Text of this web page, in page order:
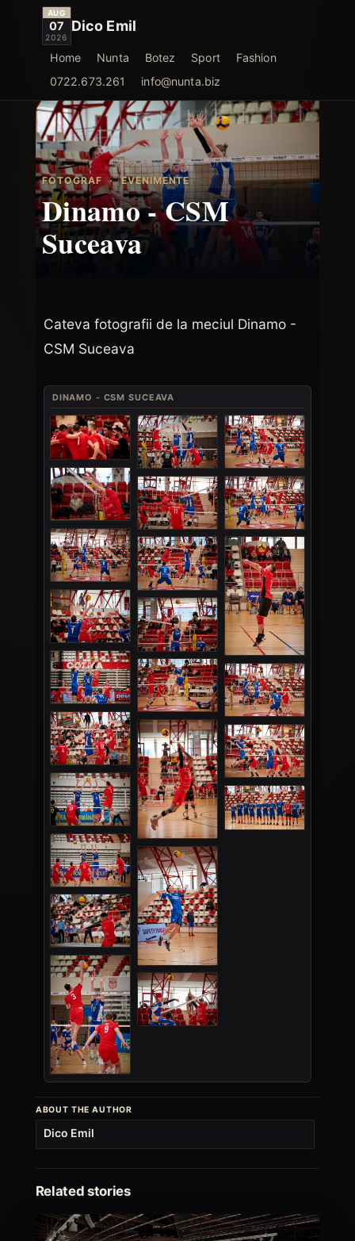
AUG
07
2026
Dico Emil
Home Nunta Botez Sport
Fashion
0722.673.261
info@nunta.biz
FOTOGRAF · EVENIMENTE
Dinamo - CSM
Suceava
Cateva fotografii de la meciul Dinamo -
CSM Suceava
DINAMO - CSM SUCEAVA
ABOUT THE AUTHOR
Dico Emil
Related stories